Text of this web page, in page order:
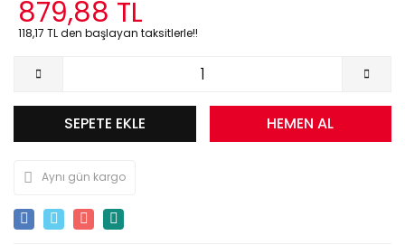
879,88 TL
118,17 TL den başlayan taksitlerle!!
SEPETE EKLE HEMEN AL
Aynı gün kargo